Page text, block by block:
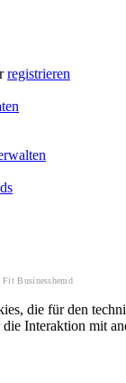
registrieren
Businesshemd
die für den
Interaktion mit